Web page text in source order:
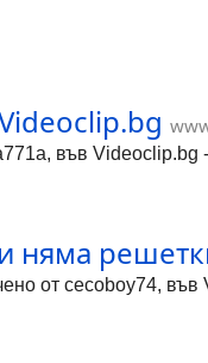
във Videoclip.bg
няма
от cecoboy74,